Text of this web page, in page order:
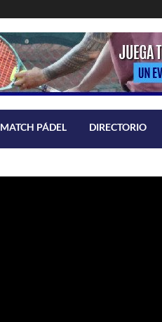
MATCH PÁDEL DIRECTORIO